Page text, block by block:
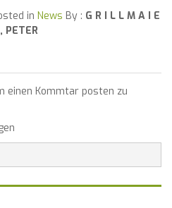
in News By : G R I L L M A I E
PETER
einen Kommtar posten zu